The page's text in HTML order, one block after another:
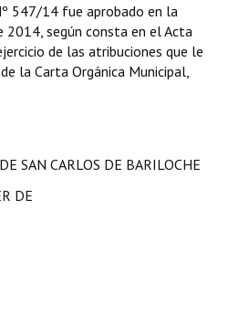
547/14 fue aprobado en la
2014, según consta en el Acta
de las atribuciones que le
la Carta Orgánica Municipal,
SAN CARLOS DE BARILOCHE
DE